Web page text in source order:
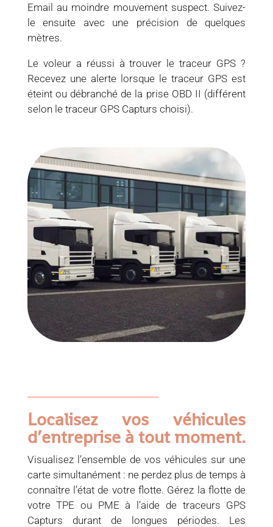
Email au moindre mouvement suspect. Suivez-
le ensuite avec une précision de quelques
mètres.
Le voleur a réussi à trouver le traceur GPS ?
Recevez une alerte lorsque le traceur GPS est
éteint ou débranché de la prise OBD II (différent
selon le traceur GPS Capturs choisi).
Localisez vos véhicules
d’entreprise à tout moment.
Visualisez l’ensemble de vos véhicules sur une
carte simultanément : ne perdez plus de temps à
connaître l’état de votre flotte. Gérez la flotte de
votre TPE ou PME à l’aide de traceurs GPS
Capturs durant de longues périodes. Les